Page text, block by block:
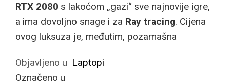
RTX 2080 s lakoćom „gazi“ sve najnovije igre,
a ima dovoljno snage i za Ray tracing. Cijena
ovog luksuza je, međutim, pozamašna
Objavljeno u Laptopi
Označeno u